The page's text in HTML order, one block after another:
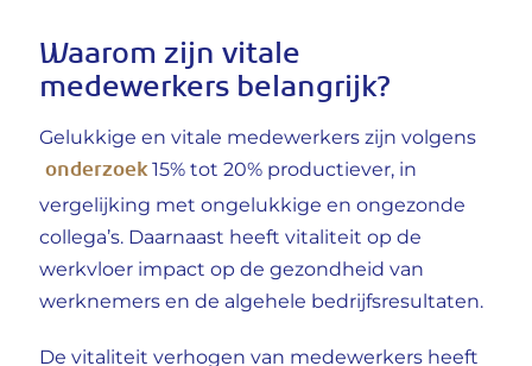
Waarom zijn vitale
medewerkers belangrijk?
Gelukkige en vitale medewerkers zijn volgens
onderzoek15% tot 20% productiever, in
vergelijking met ongelukkige en ongezonde
collega’s. Daarnaast heeft vitaliteit op de
werkvloer impact op de gezondheid van
werknemers en de algehele bedrijfsresultaten.
De vitaliteit verhogen van medewerkers heeft